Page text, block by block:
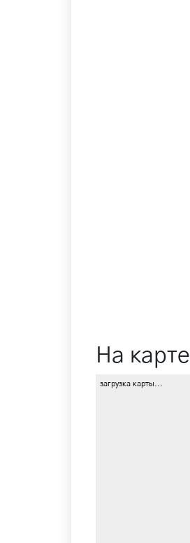
На карте
загрузка карты...